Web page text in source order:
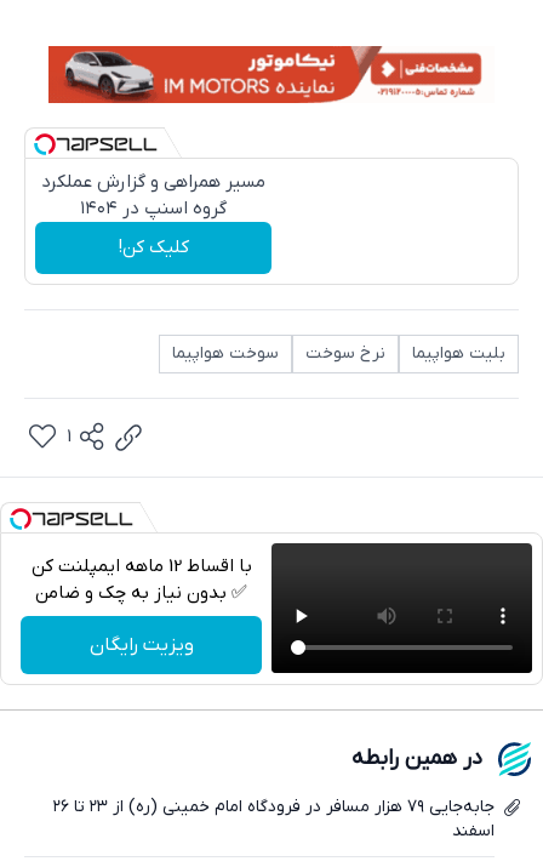
مسیر همراهی و گزارش عملکرد
گروه اسنپ در ۱۴۰۴
کلیک کن!
بلیت هواپیما نرخ سوخت سوخت هواپیما
واتساپ
1
با اقساط 12 ماهه ایمپلنت کن
✅ بدون نیاز به چک و ضامن
ویزیت رایگان
در همین رابطه
جابه‌جایی ۷۹ هزار مسافر در فرودگاه امام خمینی (ره) از ۲۳ تا ۲۶
اسفند